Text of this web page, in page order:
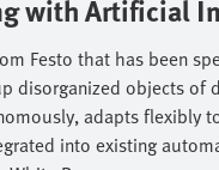
with Artificial
Festo that has been
disorganized objects of
adapts flexibly
into existing